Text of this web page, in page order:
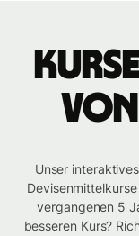
von
Unser
vergangenen 5
besseren Kurs?